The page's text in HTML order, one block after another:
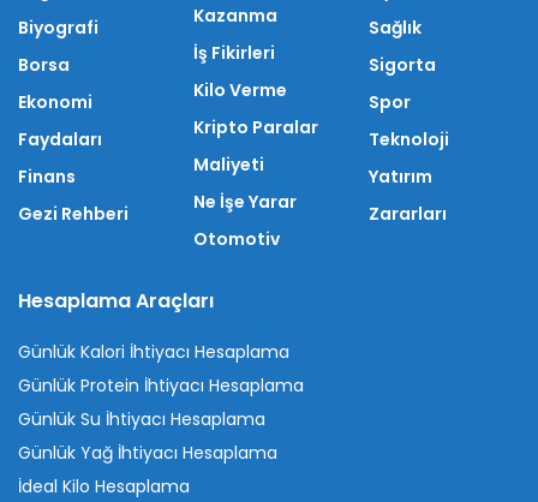
Biyografi
Borsa
Ekonomi
Faydaları
Finans
Gezi Rehberi
Kazanma
İş Fikirleri
Kilo Verme
Kripto Paralar
Maliyeti
Ne İşe Yarar
Otomotiv
Sağlık
Sigorta
Spor
Teknoloji
Yatırım
Zararları
Hesaplama Araçları
Günlük Kalori İhtiyacı Hesaplama
Günlük Protein İhtiyacı Hesaplama
Günlük Su İhtiyacı Hesaplama
Günlük Yağ İhtiyacı Hesaplama
İdeal Kilo Hesaplama